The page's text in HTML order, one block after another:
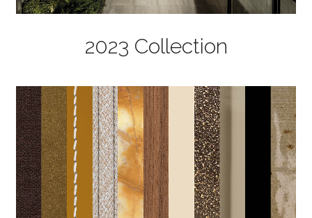
2023 Collection